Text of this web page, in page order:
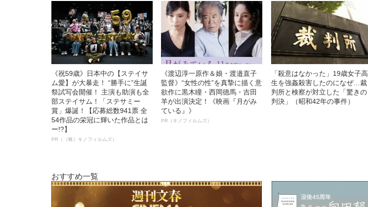
《祝59歳》日本中の【ステイサ
ム愛】が大暴走！ “勝手に”生誕
祭試写会開催！ 主演も助演も全
部ステイサム！「ステサミー
賞」爆誕！【応募総数941票 全
54作品の栄冠に輝いた作品とは
ー!?】
PR（（株）キノフィルムズ）
《渡辺淳一原作＆娘・渡邉直子
監督》“女性の性”を真摯に描く意
欲作に黒木瞳・西岡德馬・吉田
羊が出演決定！《映画『月がみ
ている』》
PR（キノフィルムズ）
「殺意はなかった」19歳女子高
生を強姦殺害したのになぜ…裁
判所と検察が対立した「驚きの
判決」（昭和42年の事件）
おすすめ一覧